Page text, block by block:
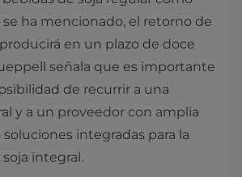
ha mencionado, el retorno de
en un plazo de doce
señala que es importante
de recurrir a una
y a un proveedor con amplia
integradas para la
integral.